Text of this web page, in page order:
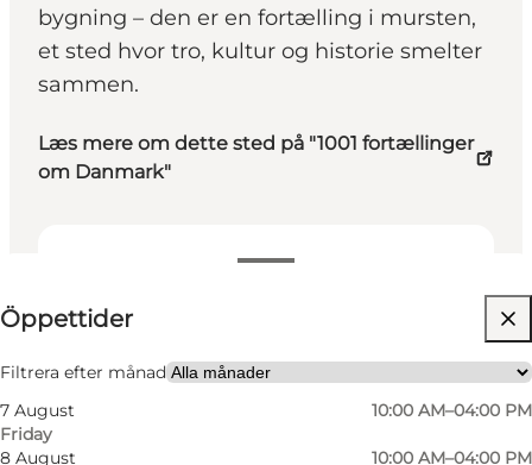
bygning – den er en fortælling i mursten,
et sted hvor tro, kultur og historie smelter
sammen.
Læs mere om dette sted på "1001 fortællinger
om Danmark"
View opening hours
Öppettider
Filtrera efter månad
7 August
Friday
10:00 AM–04:00 PM
8 August
10:00 AM–04:00 PM
Visit website